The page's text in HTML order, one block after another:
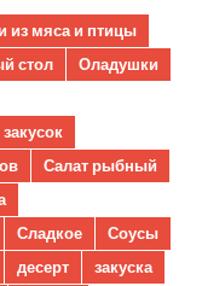
из мяса и птицы
стол
Оладушки
Салат рыбный
Сладкое
Соусы
десерт
закуска